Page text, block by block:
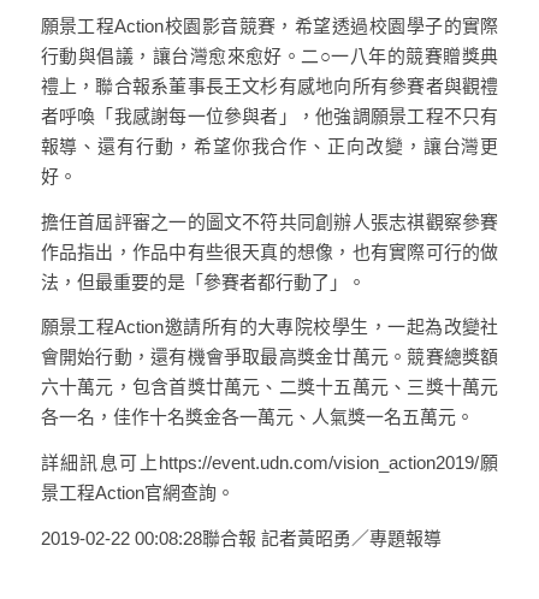
願景工程Action校園影音競賽，希望透過校園學子的實際
行動與倡議，讓台灣愈來愈好。二○一八年的競賽贈獎典
禮上，聯合報系董事長王文杉有感地向所有參賽者與觀禮
者呼喚「我感謝每一位參與者」，他強調願景工程不只有
報導、還有行動，希望你我合作、正向改變，讓台灣更
好。
擔任首屆評審之一的圖文不符共同創辦人張志祺觀察參賽
作品指出，作品中有些很天真的想像，也有實際可行的做
法，但最重要的是「參賽者都行動了」。
願景工程Action邀請所有的大專院校學生，一起為改變社
會開始行動，還有機會爭取最高獎金廿萬元。競賽總獎額
六十萬元，包含首獎廿萬元、二獎十五萬元、三獎十萬元
各一名，佳作十名獎金各一萬元、人氣獎一名五萬元。
詳細訊息可上https://event.udn.com/vision_action2019/願
景工程Action官網查詢。
2019-02-22 00:08:28聯合報 記者黃昭勇／專題報導